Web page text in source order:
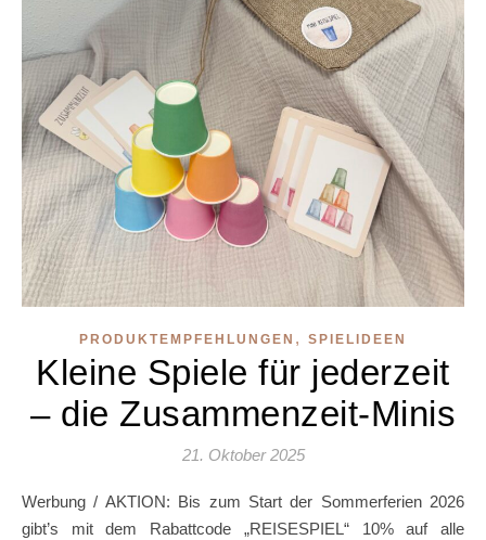
PRODUKTEMPFEHLUNGEN , SPIELIDEEN
Kleine Spiele für jederzeit
– die Zusammenzeit-Minis
21. Oktober 2025
Werbung / AKTION: Bis zum Start der Sommerferien 2026
gibt’s mit dem Rabattcode „REISESPIEL“ 10% auf alle